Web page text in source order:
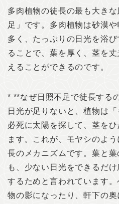
多肉植物の徒長の最も大き
足」です。多肉植物は砂漠
多く、たっぷりの日光を浴
ることで、葉を厚く、茎を
えることができるのです。
* **なぜ日照不足で徒長する
日光が足りないと、植物は
必死に太陽を探して、茎を
ます。これが、モヤシのよ
長のメカニズムです。葉と
も、少ない日光をできるだ
するためと言われています
物の影になったり、軒下の